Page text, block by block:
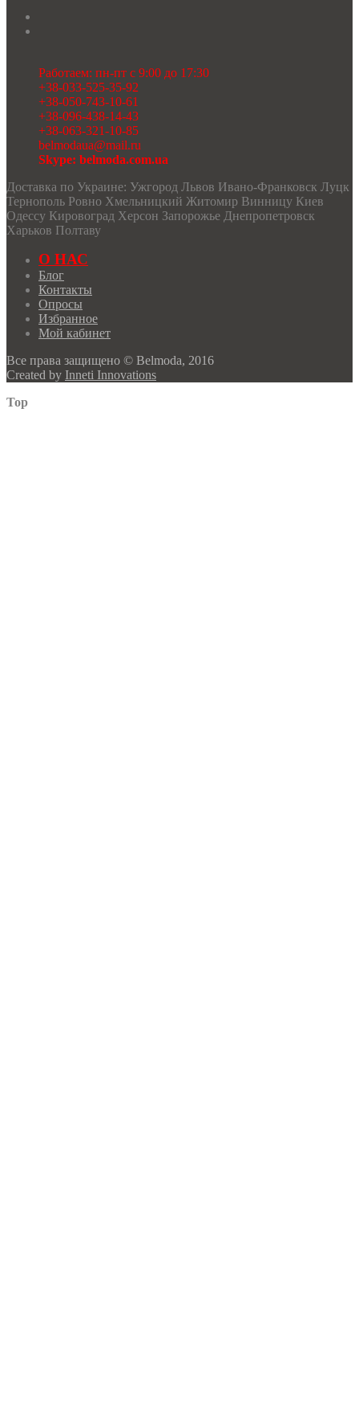
Работаем: пн-пт с 9:00 до 17:30
+38-033-525-35-92
+38-050-743-10-61
+38-096-438-14-43
+38-063-321-10-85
belmodaua@mail.ru
Skype: belmoda.com.ua
Доставка по Украине: Ужгород Львов Ивано-Франковск Луцк
Тернополь Ровно Хмельницкий Житомир Винницу Киев
Одессу Кировоград Херсон Запорожье Днепропетровск
Харьков Полтаву
О НАС
Блог
Контакты
Опросы
Избранное
Мой кабинет
Все права защищено © Belmoda, 2016
Created by Inneti Innovations
Top